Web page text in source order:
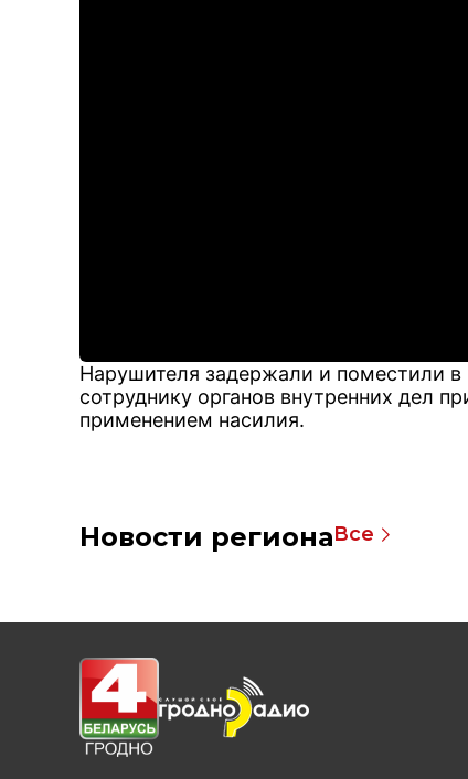
Нарушителя задержали и поместили
сотруднику органов внутренних дел
применением насилия.
Новости регионаВсе